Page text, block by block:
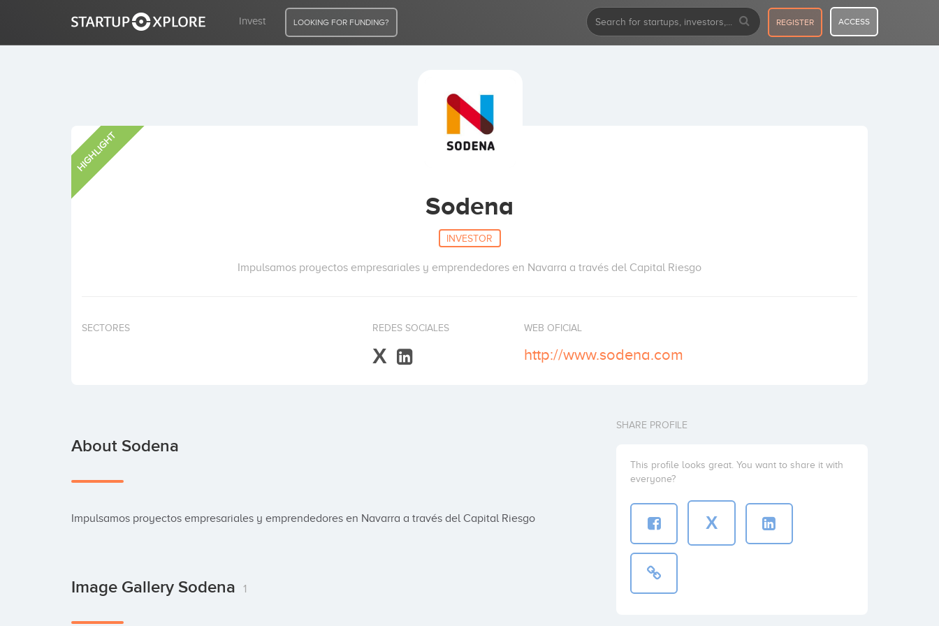
Invest LOOKING FOR FUNDING? REGISTER ACCESS
HIGHLIGHT
Sodena
INVESTOR
Impulsamos proyectos empresariales y emprendedores en Navarra a través del Capital Riesgo
SECTORES REDES SOCIALES
X
WEB OFICIAL
http://www.sodena.com
About Sodena
Impulsamos proyectos empresariales y emprendedores en Navarra a través del Capital Riesgo
Image Gallery Sodena 1
SHARE PROFILE
This profile looks great. You want to share it with
everyone?
X